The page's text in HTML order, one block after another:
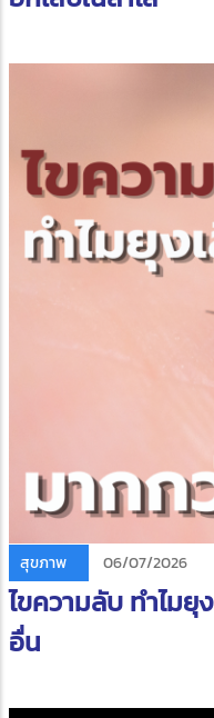
สุขภาพ 06/07/2026
ไขความลับ ทำไม
อื่น